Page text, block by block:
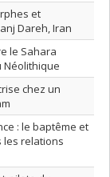
et
Dareh, Iran
le Sahara
Néolithique
chez un
: le baptême et
les relations